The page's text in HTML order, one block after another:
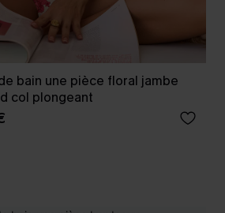
bain une pièce floral jambe
col plongeant